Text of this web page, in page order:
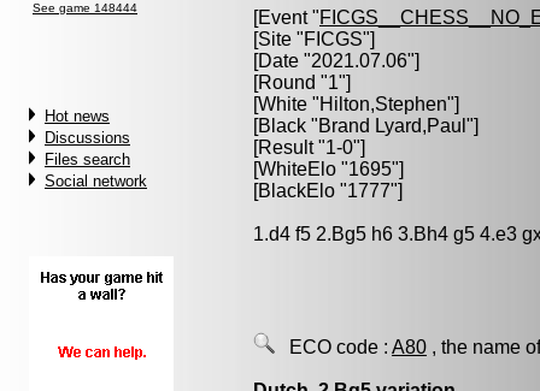
See game 148444
Hot news
Discussions
Files search
Social network
[Event "
[Site "FICGS"]
[Date "2021.07.06"]
[Round "1"]
[White "Hilton,Stephen"]
[Black "Brand Lyard,Paul "]
[Result "1-0"]
[WhiteElo "1695"]
[BlackElo "1777"]
1.d4 f5 2.Bg5 h6 3.Bh4 g5 4.e3
ECO code : A80 , the name